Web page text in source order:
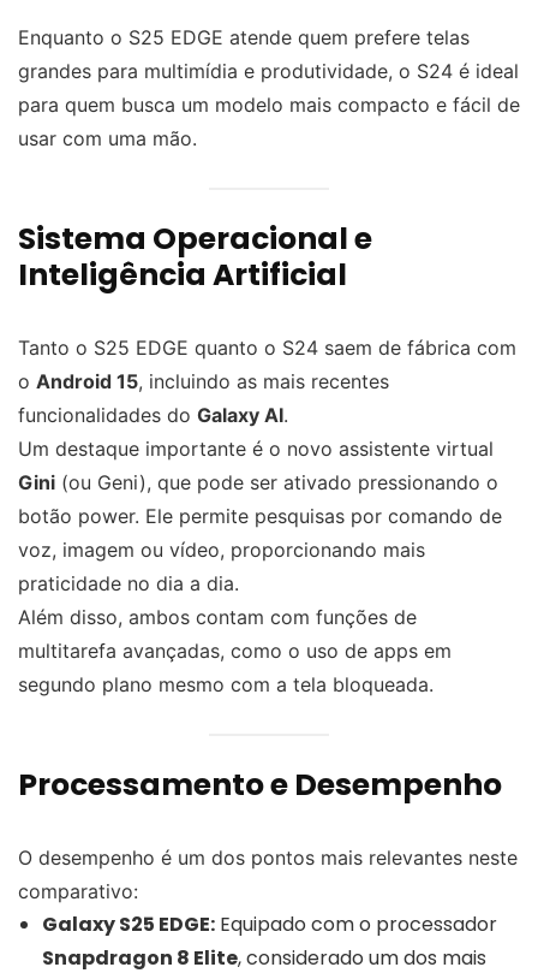
Enquanto o S25 EDGE atende quem prefere telas
grandes para multimídia e produtividade, o S24 é ideal
para quem busca um modelo mais compacto e fácil de
usar com uma mão.
Sistema Operacional e
Inteligência Artificial
Tanto o S25 EDGE quanto o S24 saem de fábrica com
o Android 15, incluindo as mais recentes
funcionalidades do Galaxy AI.
Um destaque importante é o novo assistente virtual
Gini (ou Geni), que pode ser ativado pressionando o
botão power. Ele permite pesquisas por comando de
voz, imagem ou vídeo, proporcionando mais
praticidade no dia a dia.
Além disso, ambos contam com funções de
multitarefa avançadas, como o uso de apps em
segundo plano mesmo com a tela bloqueada.
Processamento e Desempenho
O desempenho é um dos pontos mais relevantes neste
comparativo:
Galaxy S25 EDGE: Equipado com o processador
Snapdragon 8 Elite, considerado um dos mais